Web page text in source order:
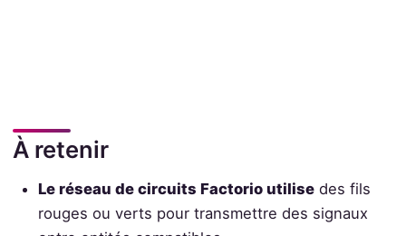
À retenir
Le réseau de circuits Factorio utilise des fils
rouges ou verts pour transmettre des signaux